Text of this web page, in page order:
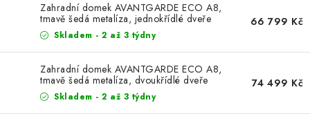
Zahradní domek AVANTGARDE ECO A8,
tmavě šedá metalíza, jednokřídlé dveře
Skladem - 2 až 3 týdny
66 799 Kč
Zahradní domek AVANTGARDE ECO A8,
tmavě šedá metalíza, dvoukřídlé dveře
Skladem - 2 až 3 týdny
74 499 Kč